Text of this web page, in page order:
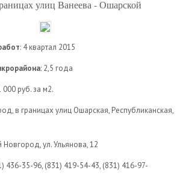
улиц Ванеева - Ошарской
: 4 квартал 2015
: 2,5 года
000 руб. за м2.
в границах улиц Ошарская, Республиканская,
Новгород, ул. Ульянова, 12
436-35-96, (831) 419-54-43, (831) 416-97-